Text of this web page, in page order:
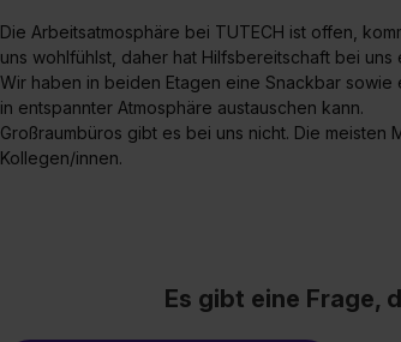
Die Arbeitsatmosphäre bei TUTECH ist offen,
uns wohlfühlst, daher hat Hilfsbereitschaft bei
Wir haben in beiden Etagen eine Snackbar sowie
in entspannter Atmosphäre austauschen kann.
Großraumbüros gibt es bei uns nicht. Die
Kollegen/innen.
Es gibt eine Frage,